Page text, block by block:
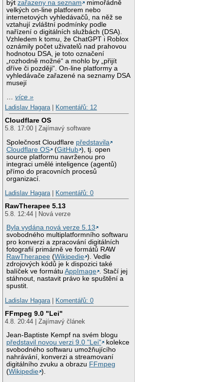
býtzařazeny na seznam
mimořádně
velkých on-line platforem nebo
internetových vyhledávačů, na něž se
vztahují zvláštní podmínky podle
nařízení o digitálních službách (DSA).
Vzhledem k tomu, že ChatGPT i Roblox
oznámily počet uživatelů nad prahovou
hodnotou DSA, je toto označení
„rozhodně možné“ a mohlo by „přijít
dříve či později“. On-line platformy a
vyhledávače zařazené na seznamy DSA
musejí
…více »
Ladislav Hagara| Komentářů: 12
Cloudflare OS
5.8. 17:00 | Zajímavý software
Společnost Cloudflare představila
Cloudflare OS
(GitHub ), tj. open
source platformu navrženou pro
integraci umělé inteligence (agentů)
přímo do pracovních procesů
organizací.
Ladislav Hagara| Komentářů: 0
RawTherapee 5.13
5.8. 12:44 | Nová verze
Byla vydána nová verze 5.13
svobodného multiplatformního softwaru
pro konverzi a zpracování digitálních
fotografií primárně ve formátů RAW
RawTherapee (Wikipedie ). Vedle
zdrojových kódů je k dispozici také
balíček ve formátuAppImage . Stačí jej
stáhnout, nastavit právo ke spuštění a
spustit.
Ladislav Hagara| Komentářů: 0
FFmpeg 9.0 "Lei"
4.8. 20:44 | Zajímavý článek
Jean-Baptiste Kempf na svém blogu
představil novou verzi 9.0 "Lei"
kolekce
svobodného softwaru umožňujícího
nahrávání, konverzi a streamovaní
digitálního zvuku a obrazu FFmpeg
(Wikipedie ).